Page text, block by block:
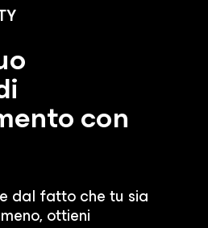
contenuti di CrowdStrike
con
dal fatto che tu sia
ottieni